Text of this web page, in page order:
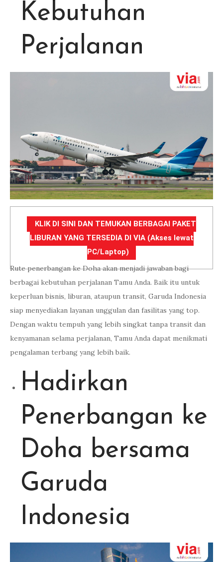
Kebutuhan
Perjalanan
KLIK DI SINI DAN TEMUKAN BERBAGAI PAKET
LIBURAN YANG TERSEDIA DI VIA (Akses lewat
PC/Laptop)
Rute penerbangan ke Doha akan menjadi jawaban bagi
berbagai kebutuhan perjalanan Tamu Anda. Baik itu untuk
keperluan bisnis, liburan, ataupun transit, Garuda Indonesia
siap menyediakan layanan unggulan dan fasilitas yang top.
Dengan waktu tempuh yang lebih singkat tanpa transit dan
kenyamanan selama perjalanan, Tamu Anda dapat menikmati
pengalaman terbang yang lebih baik.
Hadirkan
Penerbangan ke
Doha bersama
Garuda
Indonesia